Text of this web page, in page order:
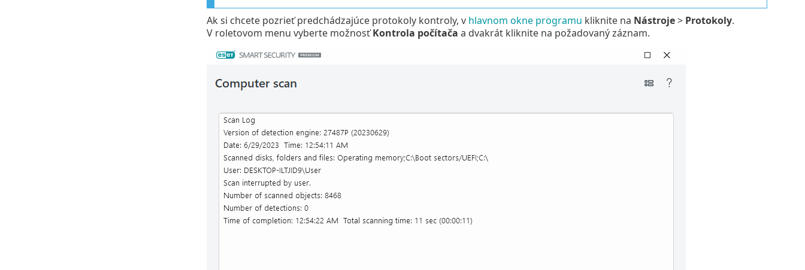
Ak si chcete pozrieť predchádzajúce protokoly kontroly, v hlavnom okne programu kliknite na Nástroje> Protokoly.
V roletovom menu vyberte možnosťKontrola počítača a dvakrát kliknite na požadovaný záznam.